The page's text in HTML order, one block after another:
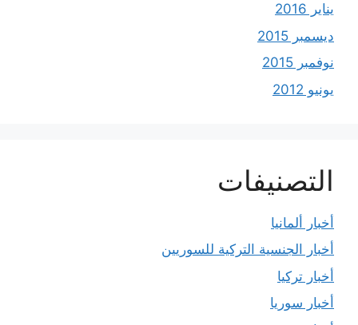
يناير 2016
ديسمبر 2015
نوفمبر 2015
يونيو 2012
التصنيفات
أخبار ألمانيا
أخبار الجنسية التركية للسوريين
أخبار تركيا
أخبار سوريا